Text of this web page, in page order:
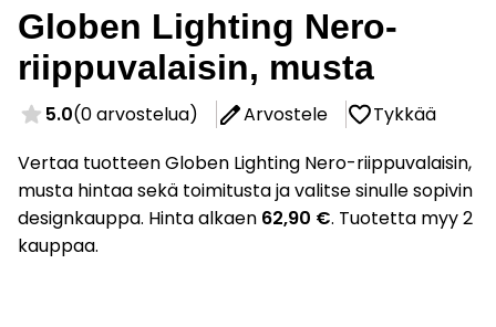
Globen Lighting Nero-
riippuvalaisin, musta
5.0(0 arvostelua) Arvostele
Tykkää
Vertaa tuotteen Globen Lighting Nero-riippuvalaisin,
musta hintaa sekä toimitusta ja valitse sinulle sopivin
designkauppa. Hinta alkaen 62,90 €. Tuotetta myy 2
kauppaa.